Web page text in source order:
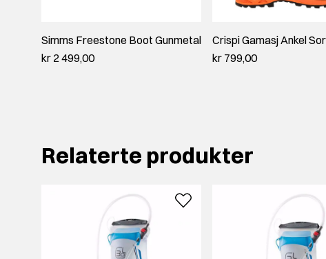
Simms Freestone Boot Gunmetal
kr 2 499,00
Crispi Gamasj Ankel
kr 799,00
Relaterte produkter